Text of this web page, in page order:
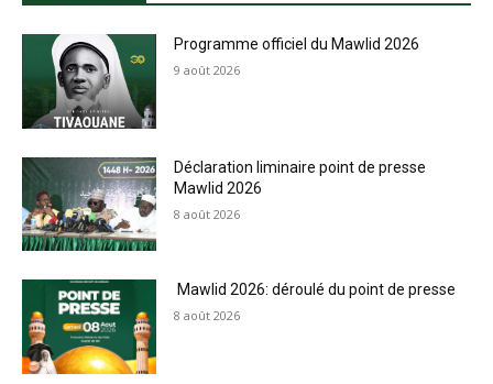
Programme officiel du Mawlid 2026
9 août 2026
Déclaration liminaire point de presse
Mawlid 2026
8 août 2026
Mawlid 2026: déroulé du point de presse
8 août 2026